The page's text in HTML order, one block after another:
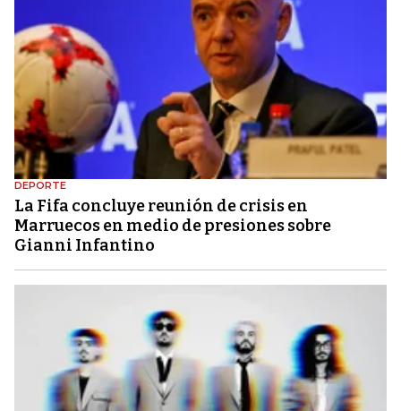
DEPORTE
La Fifa concluye reunión de crisis en
Marruecos en medio de presiones sobre
Gianni Infantino